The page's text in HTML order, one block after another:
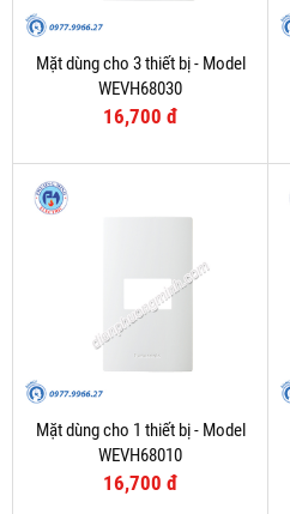
Mặt dùng cho 3 thiết bị - Model
WEVH68030
16,700 đ
Mặt dùng cho 1 thiết bị - Model
WEVH68010
16,700 đ